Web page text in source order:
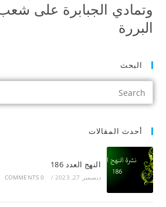
وتمادي الجبابرة على
البررة
البحث
أحدث المقالات
النهج العدد 186
ديسمبر 27, 2023 /
0 COMMENTS